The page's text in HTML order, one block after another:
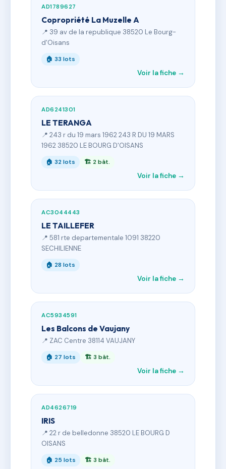
AD1789627
Copropriété La Muzelle A
📍 39 av de la republique 38520 Le Bourg-
d'Oisans
🏠 33 lots
Voir la fiche →
AD6241301
LE TERANGA
📍 243 r du 19 mars 1962 243 R DU 19 MARS
1962 38520 LE BOURG D'OISANS
🏠 32 lots 🏗 2 bât.
Voir la fiche →
AC3044443
LE TAILLEFER
📍 581 rte departementale 1091 38220
SECHILIENNE
🏠 28 lots
Voir la fiche →
AC5934591
Les Balcons de Vaujany
📍 ZAC Centre 38114 VAUJANY
🏠 27 lots 🏗 3 bât.
Voir la fiche →
AD4626719
IRIS
📍 22 r de belledonne 38520 LE BOURG D
OISANS
🏠 25 lots 🏗 3 bât.